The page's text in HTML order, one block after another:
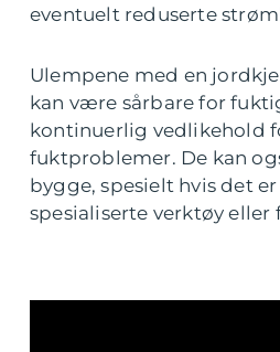
eventuelt reduserte
Ulempene med en
kan være sårbare for
kontinuerlig vedlikehold
fuktproblemer. De kan
bygge, spesielt hvis det
spesialiserte verktøy eller